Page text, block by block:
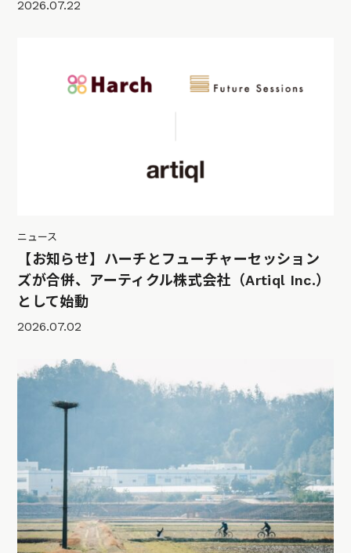
2026.07.22
ニュース
【お知らせ】ハーチとフューチャーセッション
ズが合併、アーティクル株式会社（Artiql Inc.）
として始動
2026.07.02